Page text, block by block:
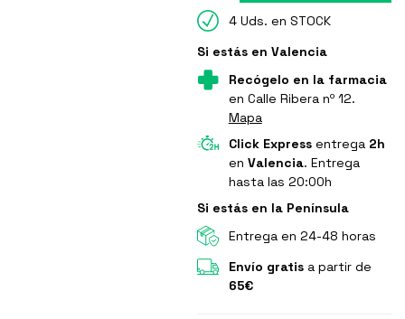
4 Uds. en STOCK
Si estás en Valencia
Recógelo en la farmacia
en Calle Ribera nº 12.
Mapa
Click Expressentrega 2h
en Valencia. Entrega
hasta las 20:00h
Si estás en la Península
Entrega en 24-48 horas
Envío gratisa partir de
65€